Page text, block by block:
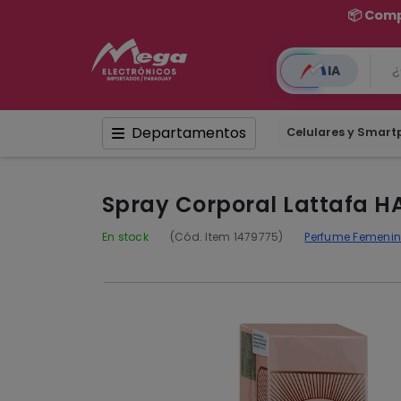
IA
Departamentos Celulares y
Spray Corporal Lattafa
En stock (Cód. Item 1479775) Perfume